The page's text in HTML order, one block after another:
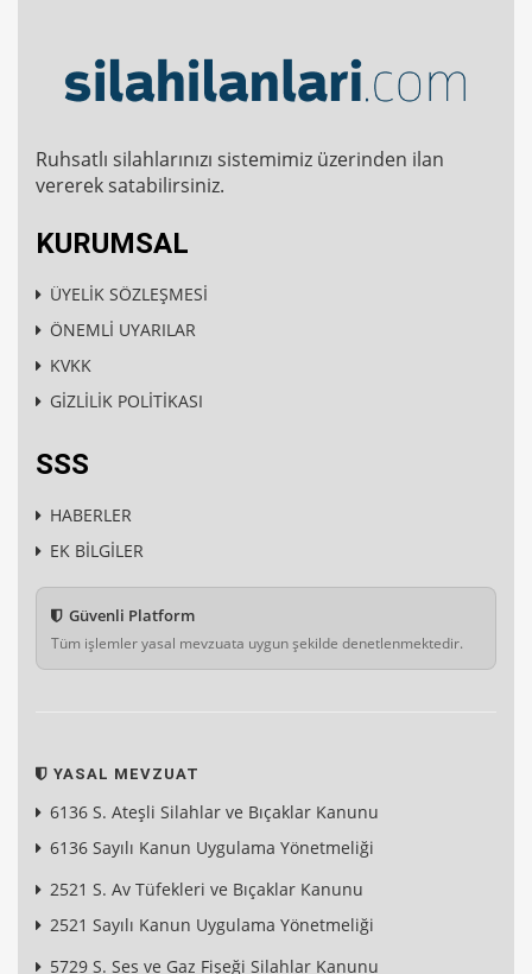
Ruhsatlı silahlarınızı sistemimiz üzerinden ilan
vererek satabilirsiniz.
KURUMSAL
ÜYELİK SÖZLEŞMESİ
ÖNEMLİ UYARILAR
KVKK
GİZLİLİK POLİTİKASI
SSS
HABERLER
EK BİLGİLER
Güvenli Platform
Tüm işlemler yasal mevzuata uygun şekilde denetlenmektedir.
YASAL MEVZUAT
6136 S. Ateşli Silahlar ve Bıçaklar Kanunu
6136 Sayılı Kanun Uygulama Yönetmeliği
2521 S. Av Tüfekleri ve Bıçaklar Kanunu
2521 Sayılı Kanun Uygulama Yönetmeliği
5729 S. Ses ve Gaz Fişeği Silahlar Kanunu